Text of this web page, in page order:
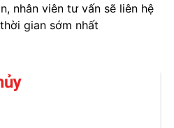
nhân viên tư vấn sẽ liên hệ
gian sớm nhất